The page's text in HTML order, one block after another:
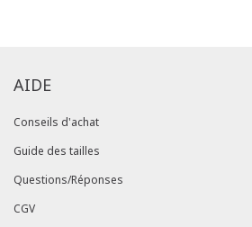
AIDE
Conseils d'achat
Guide des tailles
Questions/Réponses
CGV